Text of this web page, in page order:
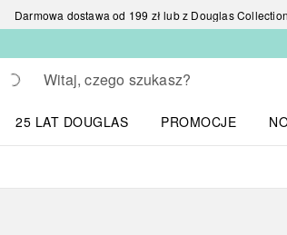
Darmowa dostawa od 199 zł lub z Douglas
Wracać
Wykonaj wyszukiwanie
25 LAT DOUGLAS
PROMOCJE